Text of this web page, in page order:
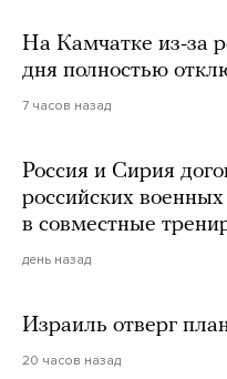
На Камчатке из-за
дня полностью
7 часов назад
Россия и Сирия
российских
в совместные
день назад
Израиль отверг
20 часов назад